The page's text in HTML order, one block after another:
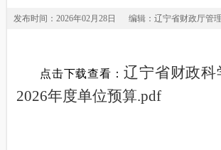
发布时间：2026年02月28日 编辑：辽宁省财政厅管
点击下载查看： 辽宁省财政科
2026年度单位预算.pdf